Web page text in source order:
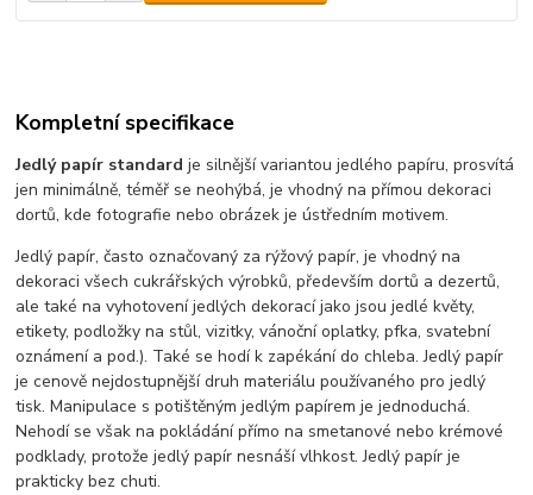
Kompletní specifikace
Jedlý papír standard je silnější variantou jedlého papíru, prosvítá
jen minimálně, téměř se neohýbá, je vhodný na přímou dekoraci
dortů, kde fotografie nebo obrázek je ústředním motivem.
Jedlý papír, často označovaný za rýžový papír, je vhodný na
dekoraci všech cukrářských výrobků, především dortů a dezertů,
ale také na vyhotovení jedlých dekorací jako jsou jedlé květy,
etikety, podložky na stůl, vizitky, vánoční oplatky, pfka, svatební
oznámení a pod.). Také se hodí k zapékání do chleba. Jedlý papír
je cenově nejdostupnější druh materiálu používaného pro jedlý
tisk. Manipulace s potištěným jedlým papírem je jednoduchá.
Nehodí se však na pokládání přímo na smetanové nebo krémové
podklady, protože jedlý papír nesnáší vlhkost. Jedlý papír je
prakticky bez chuti.